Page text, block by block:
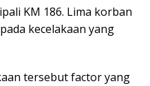
KM 186. Lima korban
kecelakaan yang
tersebut factor yang